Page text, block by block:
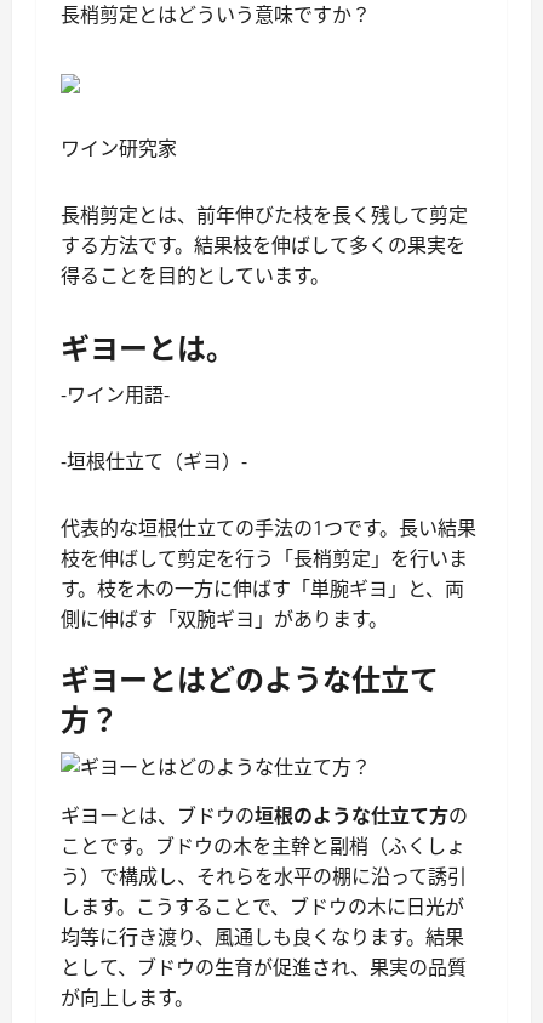
長梢剪定とはどういう意味ですか？
ワイン研究家
長梢剪定とは、前年伸びた枝を長く残して剪定
する方法です。結果枝を伸ばして多くの果実を
得ることを目的としています。
ギヨーとは。
-ワイン用語-
-垣根仕立て（ギヨ）-
代表的な垣根仕立ての手法の1つです。長い結果
枝を伸ばして剪定を行う「長梢剪定」を行いま
す。枝を木の一方に伸ばす「単腕ギヨ」と、両
側に伸ばす「双腕ギヨ」があります。
ギヨーとはどのような仕立て
方？
ギヨーとは、ブドウの垣根のような仕立て方の
ことです。ブドウの木を主幹と副梢（ふくしょ
う）で構成し、それらを水平の棚に沿って誘引
します。こうすることで、ブドウの木に日光が
均等に行き渡り、風通しも良くなります。結果
として、ブドウの生育が促進され、果実の品質
が向上します。